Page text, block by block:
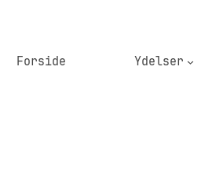
Forside Ydelser